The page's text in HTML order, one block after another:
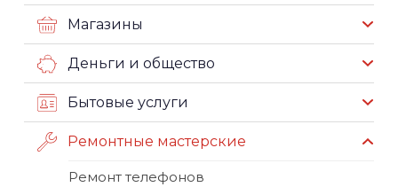
Магазины
Деньги и общество
Бытовые услуги
Ремонтные мастерские
Ремонт телефонов